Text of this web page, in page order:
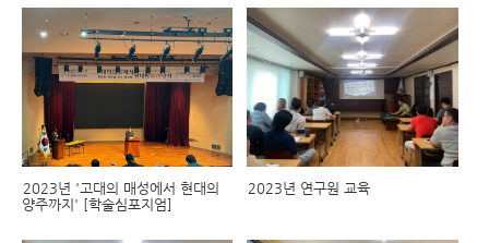
2023년 '고대의 매성에서 현대의
양주까지' [학술심포지엄]
2023년 연구원 교육